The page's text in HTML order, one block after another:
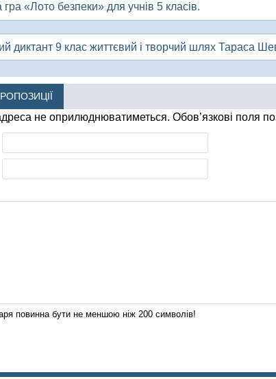
«Лото безпеки» для учнів 5 класів.
диктант 9 клас життєвий і творчий шлях Тараса
не оприлюднюватиметься. Обов’язкові поля
повинна бути не меншою ніж 200 символів!